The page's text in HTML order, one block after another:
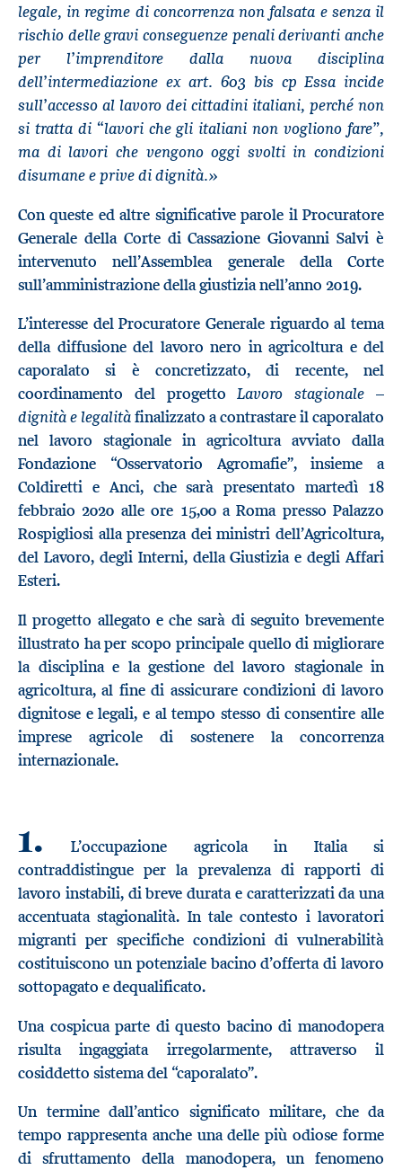
legale, in regime di concorrenza non falsata e senza il
rischio delle gravi conseguenze penali derivanti anche
per l’imprenditore dalla nuova disciplina
dell’intermediazione ex art. 603 bis cp Essa incide
sull’accesso al lavoro dei cittadini italiani, perché non
si tratta di “lavori che gli italiani non vogliono fare”,
ma di lavori che vengono oggi svolti in condizioni
disumane e prive di dignità.»
Con queste ed altre significative parole il Procuratore
Generale della Corte di Cassazione Giovanni Salvi è
intervenuto nell’Assemblea generale della Corte
sull’amministrazione della giustizia nell’anno 2019.
L’interesse del Procuratore Generale riguardo al tema
della diffusione del lavoro nero in agricoltura e del
caporalato si è concretizzato, di recente, nel
coordinamento del progettoLavoro stagionale –
dignità e legalitàfinalizzato a contrastare il caporalato
nel lavoro stagionale in agricoltura avviato dalla
Fondazione “Osservatorio Agromafie”, insieme a
Coldiretti e Anci, che sarà presentato martedì 18
febbraio 2020 alle ore 15,00 a Roma presso Palazzo
Rospigliosi alla presenza dei ministri dell’Agricoltura,
del Lavoro, degli Interni, della Giustizia e degli Affari
Esteri.
Il progetto allegato e che sarà di seguito brevemente
illustrato ha per scopo principale quello di migliorare
la disciplina e la gestione del lavoro stagionale in
agricoltura, al fine di assicurare condizioni di lavoro
dignitose e legali, e al tempo stesso di consentire alle
imprese agricole di sostenere la concorrenza
internazionale.
1.
L’occupazione agricola in Italia si
contraddistingue per la prevalenza di rapporti di
lavoro instabili, di breve durata e caratterizzati da una
accentuata stagionalità. In tale contesto i lavoratori
migranti per specifiche condizioni di vulnerabilità
costituiscono un potenziale bacino d’offerta di lavoro
sottopagato e dequalificato.
Una cospicua parte di questo bacino di manodopera
risulta ingaggiata irregolarmente, attraverso il
cosiddetto sistema del “caporalato”.
Un termine dall’antico significato militare, che da
tempo rappresenta anche una delle più odiose forme
di sfruttamento della manodopera, un fenomeno